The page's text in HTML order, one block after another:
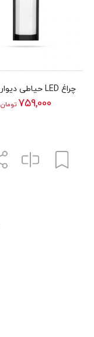
759,000 تومان